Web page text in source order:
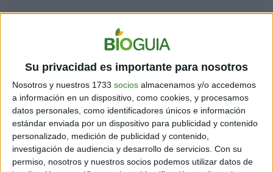
Su privacidad es importante para nosotros
Nosotros y nuestros 1733 socios almacenamos y/o accedemos
a información en un dispositivo, como cookies, y procesamos
datos personales, como identificadores únicos e información
estándar enviada por un dispositivo para publicidad y contenido
personalizado, medición de publicidad y contenido,
investigación de audiencia y desarrollo de servicios. Con su
permiso, nosotros y nuestros socios podemos utilizar datos de
Además, esta historia es un ejemplo de cómo los
mitos pueden surgir de la falta de conocimiento
científico y perpetuarse a través del tiempo. Aunque la
machaca no representa un peligro real, la leyenda ha
logrado convertirla en uno de los insectos más
temidos de la región.
Desmontando mitos: La